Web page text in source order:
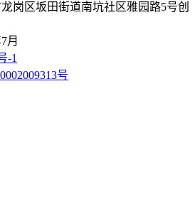
岗区坂田街道南坑社区雅园路5号创
月
-1
号